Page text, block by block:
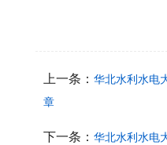
上一条： 华北水利水电
章
下一条： 华北水利水电